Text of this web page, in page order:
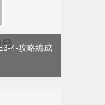
4-攻略編成